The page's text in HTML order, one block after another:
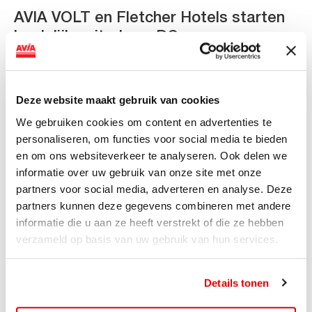
Deze website maakt gebruik van cookies
We gebruiken cookies om content en advertenties te
personaliseren, om functies voor social media te bieden
en om ons websiteverkeer te analyseren. Ook delen we
informatie over uw gebruik van onze site met onze
partners voor social media, adverteren en analyse. Deze
partners kunnen deze gegevens combineren met andere
informatie die u aan ze heeft verstrekt of die ze hebben
verzameld op basis van uw gebruik van hun services.
Details tonen
AVIA VOLT en Fletcher Hotels starten
snellaadinfrastructuur
van DC-snellaadinfrastructuur AVIA VOLT en...
Lees verder